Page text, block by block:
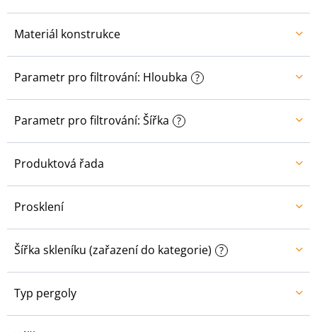
Materiál konstrukce
Parametr pro filtrování: Hloubka ?
Parametr pro filtrování: Šířka ?
Produktová řada
Prosklení
Šířka skleníku (zařazení do kategorie) ?
Typ pergoly